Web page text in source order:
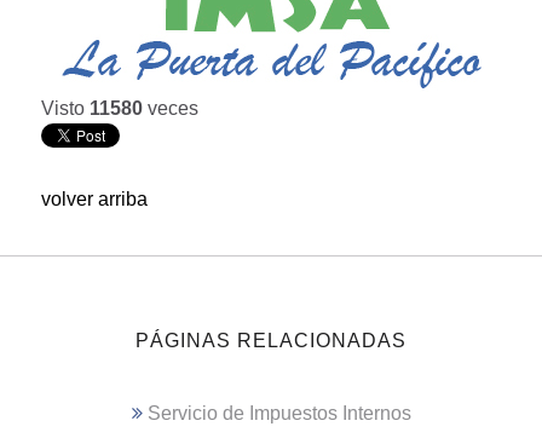
Visto 11580 veces
volver arriba
PÁGINAS RELACIONADAS
Servicio de Impuestos Internos